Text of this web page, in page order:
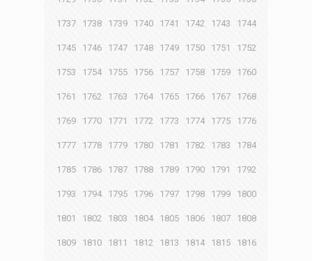
1737 1738 1739 1740 1741 1742 1743 1744
1745 1746 1747 1748 1749 1750 1751 1752
1753 1754 1755 1756 1757 1758 1759 1760
1761 1762 1763 1764 1765 1766 1767 1768
1769 1770 1771 1772 1773 1774 1775 1776
1777 1778 1779 1780 1781 1782 1783 1784
1785 1786 1787 1788 1789 1790 1791 1792
1793 1794 1795 1796 1797 1798 1799 1800
1801 1802 1803 1804 1805 1806 1807 1808
1809 1810 1811 1812 1813 1814 1815 1816